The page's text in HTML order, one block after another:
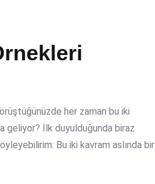
her zaman bu iki
geliyor? İlk duyulduğunda biraz
Bu iki kavram aslında bir